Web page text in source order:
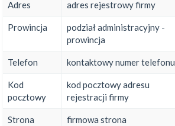
Adres adres rejestrowy firmy
Prowincja
podział administracyjny -
prowincja
Telefon kontaktowy numer telefonu
Kod
pocztowy
kod pocztowy adresu
rejestracji firmy
Strona
firmowa strona